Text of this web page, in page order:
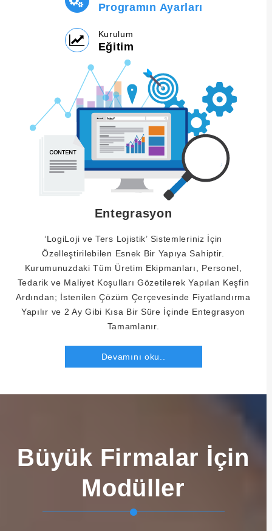
Programın Ayarları
Kurulum
Eğitim
Entegrasyon
‘LogiLoji ve Ters Lojistik’ Sistemleriniz İçin
Özelleştirilebilen Esnek Bir Yapıya Sahiptir.
Kurumunuzdaki Tüm Üretim Ekipmanları, Personel,
Tedarik ve Maliyet Koşulları Gözetilerek Yapılan Keşfin
Ardından; İstenilen Çözüm Çerçevesinde Fiyatlandırma
Yapılır ve 2 Ay Gibi Kısa Bir Süre İçinde Entegrasyon
Tamamlanır.
Devamını oku..
Büyük Firmalar İçin
Modüller